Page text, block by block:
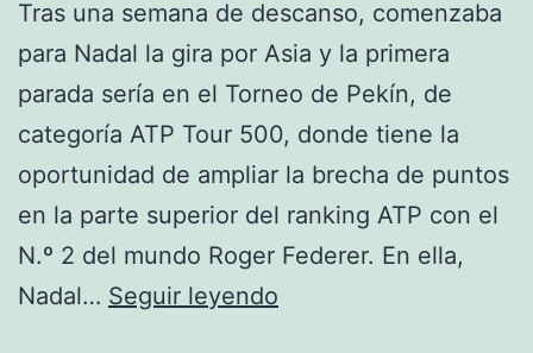
Tras una semana de descanso, comenzaba
para Nadal la gira por Asia y la primera
parada sería en el Torneo de Pekín, de
categoría ATP Tour 500, donde tiene la
oportunidad de ampliar la brecha de puntos
en la parte superior del ranking ATP con el
N.º 2 del mundo Roger Federer. En ella,
Nadal… Seguir leyendo